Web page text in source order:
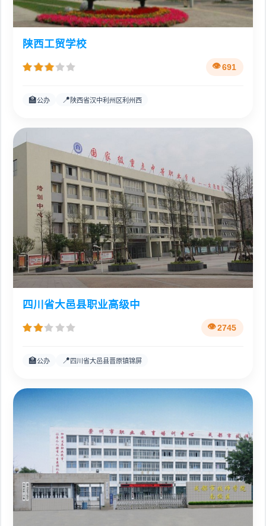
陕西工贸学校
691
🏫公办 📍 陕西省汉中利州区利州西
四川省大邑县职业高级中
2745
🏫公办 📍四川省大邑县晋原镇锦屏